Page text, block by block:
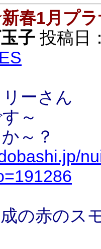
春1月プ
子 投稿日
ーさん
～
～？
の赤のス